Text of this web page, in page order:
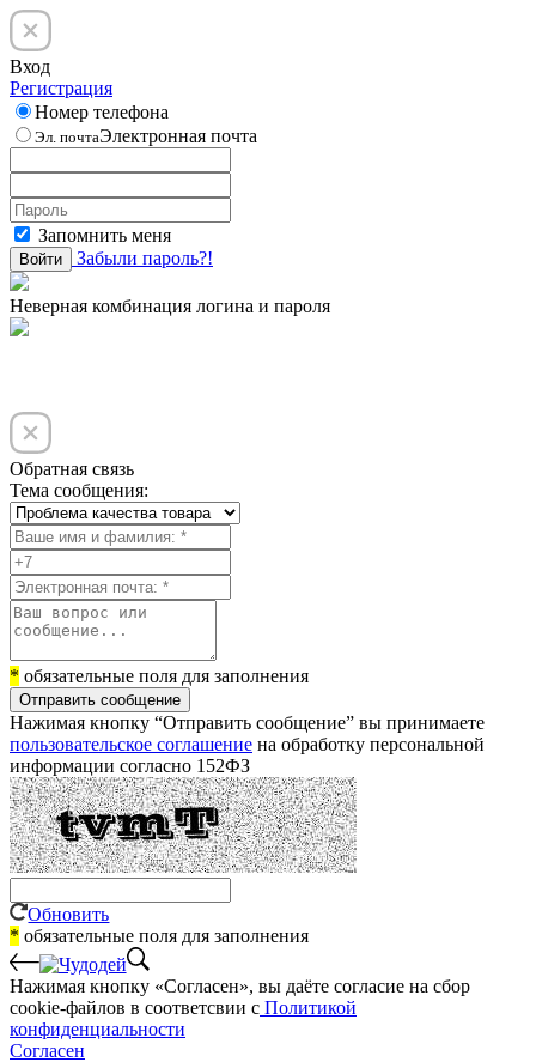
Вход
Регистрация
Номер телефона
Эл. почтаЭлектронная почта
Запомнить меня
Войти Забыли пароль?!
Неверная комбинация логина и пароля
Обратная связь
Тема сообщения:
* обязательные поля для заполнения
Отправить сообщение
Нажимая кнопку “Отправить сообщение” вы принимаете
пользовательское соглашение на обработку персональной
информации согласно 152ФЗ
Обновить
* обязательные поля для заполнения
Нажимая кнопку «Согласен», вы даёте cогласие на сбор
cookie-файлов в соответсвии с Политикой
конфиденциальности
Согласен